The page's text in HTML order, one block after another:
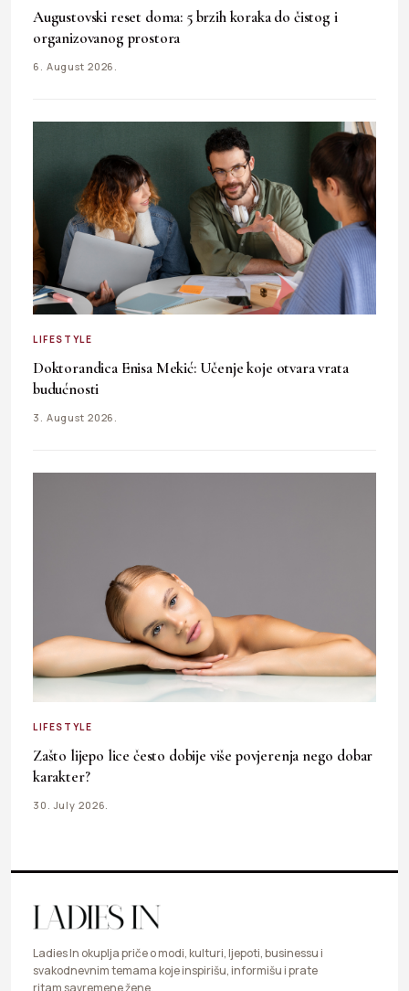
Augustovski reset doma: 5 brzih koraka do čistog i
organizovanog prostora
6. August 2026.
LIFESTYLE
Doktorandica Enisa Mekić: Učenje koje otvara vrata
budućnosti
3. August 2026.
LIFESTYLE
Zašto lijepo lice često dobije više povjerenja nego dobar
karakter?
30. July 2026.
Ladies In okuplja priče o modi, kulturi, ljepoti, businessu i
svakodnevnim temama koje inspirišu, informišu i prate
ritam savremene žene.